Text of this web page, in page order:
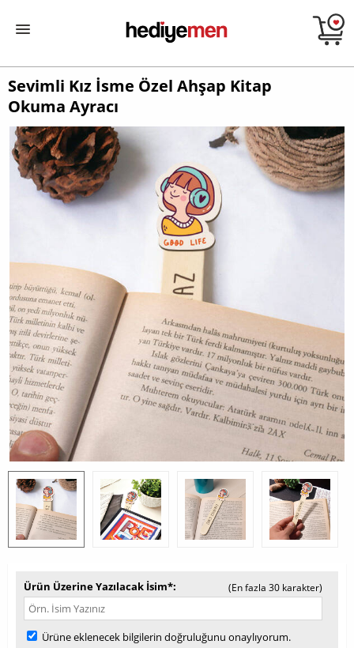
Sevimli Kız İsme Özel Ahşap Kitap
Okuma Ayracı
Ürün Üzerine Yazılacak İsim* (En fazla 30 karakter)
Ürüne eklenecek bilgilerin doğruluğunu onaylıyorum.